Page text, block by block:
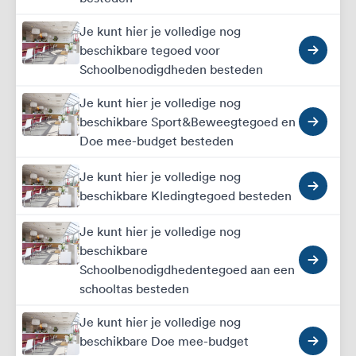
Je kunt hier je volledige nog
beschikbare tegoed voor
Schoolbenodigdheden besteden
Je kunt hier je volledige nog
beschikbare Sport&Beweegtegoed en
Doe mee-budget besteden
Je kunt hier je volledige nog
beschikbare Kledingtegoed besteden
Je kunt hier je volledige nog
beschikbare
Schoolbenodigdhedentegoed aan een
schooltas besteden
Je kunt hier je volledige nog
beschikbare Doe mee-budget